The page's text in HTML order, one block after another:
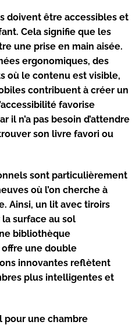
doivent être accessibles et
Cela signifie que les
une prise en main aisée.
ergonomiques, des
où le contenu est visible,
contribuent à créer un
favorise
il n’a pas besoin d’attendre
son livre favori ou
sont particulièrement
où l’on cherche à
Ainsi, un lit avec tiroirs
surface au sol
bibliothèque
une double
innovantes reflètent
plus intelligentes et
pour une chambre